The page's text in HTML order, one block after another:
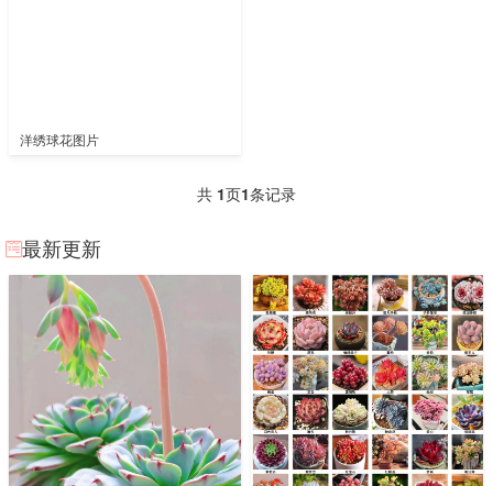
洋绣球花图片
共 1页1条记录
最新更新